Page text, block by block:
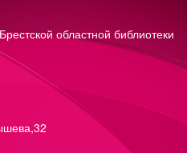
областной библиотеки